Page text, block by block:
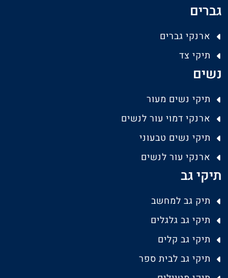
גברים
ארנקי גברים
תיקי צד
נשים
תיקי נשים מעור
ארנקי דמוי עור לנשים
תיקי נשים טבעוני
ארנקי עור לנשים
תיקי גב
תיק גב למחשב
תיקי גב גלגלים
תיקי גב קלים
תיקי גב לבית ספר